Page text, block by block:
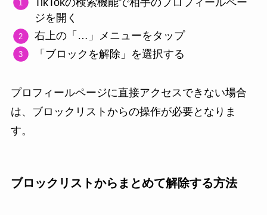
ジを開く
右上の「…」メニューをタップ
「ブロックを解除」を選択する
プロフィールページに直接アクセスできない場合
は、ブロックリストからの操作が必要となりま
す。
ブロックリストからまとめて解除する方法